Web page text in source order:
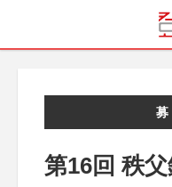
第16回 秩